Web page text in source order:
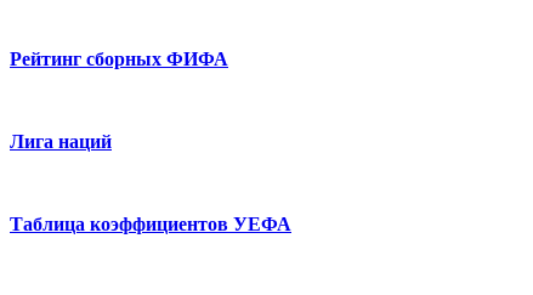
Рейтинг сборных ФИФА
Лига наций
Таблица коэффициентов УЕФА